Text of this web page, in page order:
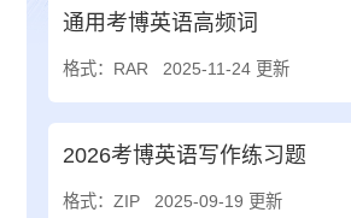
通用考博英语高频词
格式：RAR 2025-11-24 更新
2026考博英语写作练习题
格式：ZIP 2025-09-19 更新